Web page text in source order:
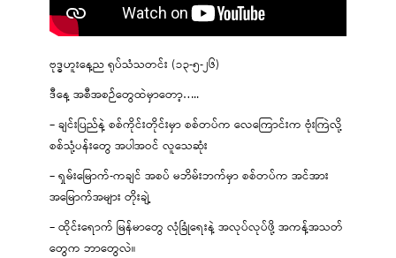
ဗုဒ္ဓဟူးနေ့ည ရုပ်သံသတင်း (၁၃-၅-၂၆)
ဒီနေ့ အစီအစဉ်တွေထဲမှာတော့…..
– ချင်းပြည်နဲ့ စစ်ကိုင်းတိုင်းမှာ စစ်တပ်က လေကြောင်းက ဗုံးကြဲလို့
စစ်သုံ့ပန်းတွေ အပါအဝင် လူသေဆုံး
– ရှမ်းမြောက်-ကချင် အစပ် မဘိမ်းဘက်မှာ စစ်တပ်က အင်အား
အမြောက်အများ တိုးချဲ့
– ထိုင်းရောက် မြန်မာတွေ လုံခြုံရေးနဲ့ အလုပ်လုပ်ဖို့ အကန့်အသတ်
တွေက ဘာတွေလဲ။